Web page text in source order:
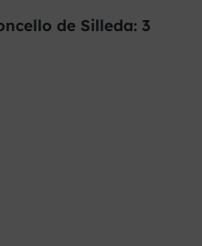
de Silleda: 3